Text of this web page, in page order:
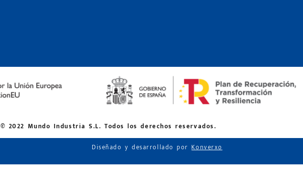
© 2022 Mundo Industria S.L. Todos los derechos reservados.
Diseñado y desarrollado porKonverxo